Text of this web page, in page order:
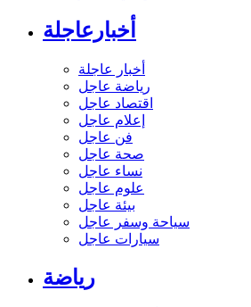
أخبارعاجلة
أخبار عاجلة
رياضة عاجل
اقتصاد عاجل
إعلام عاجل
فن عاجل
صحة عاجل
نساء عاجل
علوم عاجل
بيئة عاجل
سياحة وسفر عاجل
سيارات عاجل
رياضة